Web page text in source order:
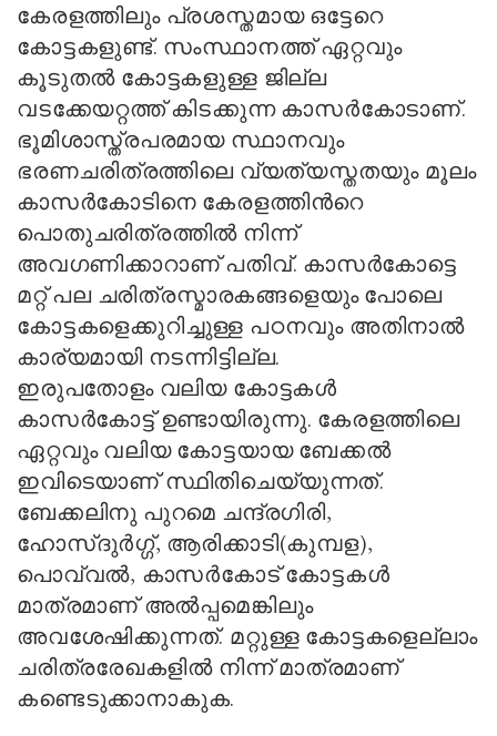
കേരളത്തിലും പ്രശസ്തമായ ഒട്ടേറെ
കോട്ടകളുണ്ട്. സംസ്ഥാനത്ത് ഏറ്റവും
കൂടുതല്‍ കോട്ടകളുള്ള ജില്ല
വടക്കേയറ്റത്ത് കിടക്കുന്ന കാസര്‍കോടാണ്.
ഭൂമിശാസ്ത്രപരമായ സ്ഥാനവും
ഭരണചരിത്രത്തിലെ വ്യത്യസ്തതയും മൂലം
കാസര്‍കോടിനെ കേരളത്തിന്‍റെ
പൊതുചരിത്രത്തില്‍ നിന്ന്
അവഗണിക്കാറാണ് പതിവ്. കാസര്‍കോട്ടെ
മറ്റ് പല ചരിത്രസ്മാരകങ്ങളെയും പോലെ
കോട്ടകളെക്കുറിച്ചുള്ള പഠനവും അതിനാല്‍
കാര്യമായി നടന്നിട്ടില്ല.
ഇരുപതോളം വലിയ കോട്ടകള്‍
കാസര്‍കോട്ട് ഉണ്ടായിരുന്നു. കേരളത്തിലെ
ഏറ്റവും വലിയ കോട്ടയായ ബേക്കല്‍
ഇവിടെയാണ് സ്ഥിതിചെയ്യുന്നത്.
ബേക്കലിനു പുറമെ ചന്ദ്രഗിരി,
ഹോസ്ദുര്‍ഗ്ഗ്, ആരിക്കാടി(കുമ്പള),
പൊവ്വല്‍, കാസര്‍കോട് കോട്ടകള്‍
മാത്രമാണ് അല്‍പ്പമെങ്കിലും
അവശേഷിക്കുന്നത്. മറ്റുള്ള കോട്ടകളെല്ലാം
ചരിത്രരേഖകളില്‍ നിന്ന് മാത്രമാണ്
കണ്ടെടുക്കാനാകുക.